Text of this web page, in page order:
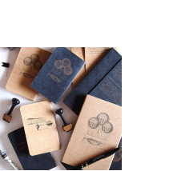
¥550 ¥990